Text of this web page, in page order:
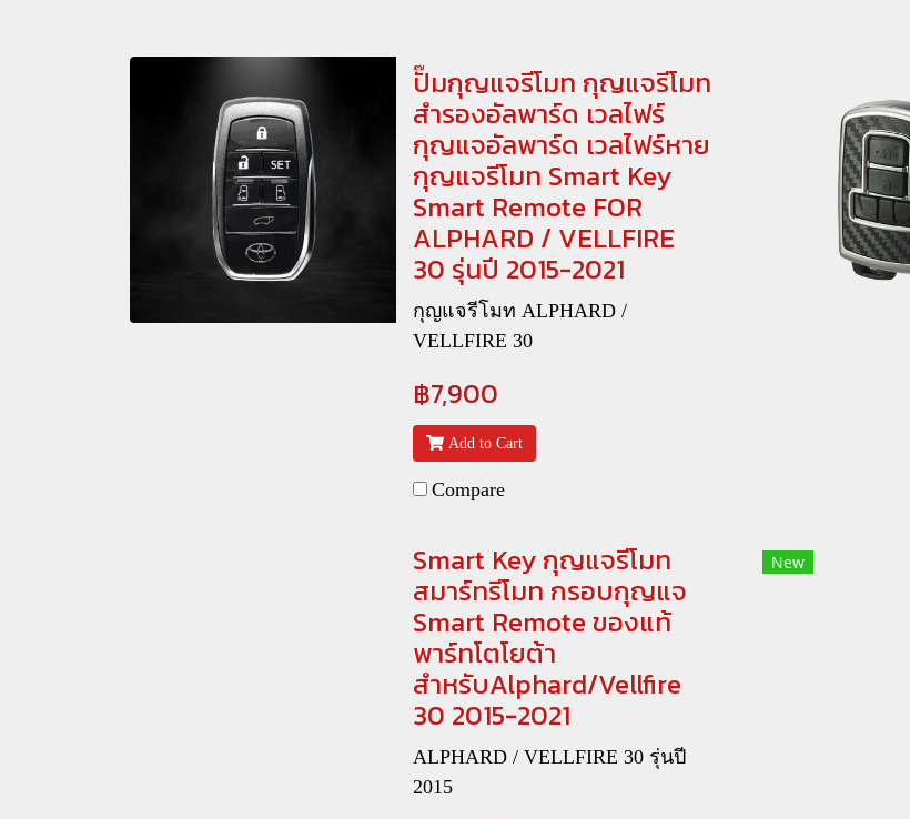
ปั๊มกุญแจรีโมท กุญแจรีโมท
สำรองอัลพาร์ด เวลไฟร์
กุญแจอัลพาร์ด เวลไฟร์หาย
กุญแจรีโมท Smart Key
Smart Remote FOR
ALPHARD / VELLFIRE
30 รุ่นปี 2015-2021
กุญแจรีโมท ALPHARD /
VELLFIRE 30
฿7,900
Add to Cart
Compare
Smart Key กุญแจรีโมท
สมาร์ทรีโมท กรอบกุญแจ
Smart Remote ของแท้
พาร์ทโตโยต้า
สำหรับAlphard/Vellfire
30 2015-2021
ALPHARD / VELLFIRE 30 รุ่นปี
2015
New